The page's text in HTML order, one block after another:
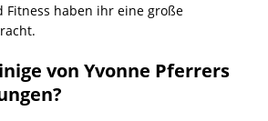
Fitness haben ihr eine große
von Yvonne Pferrers